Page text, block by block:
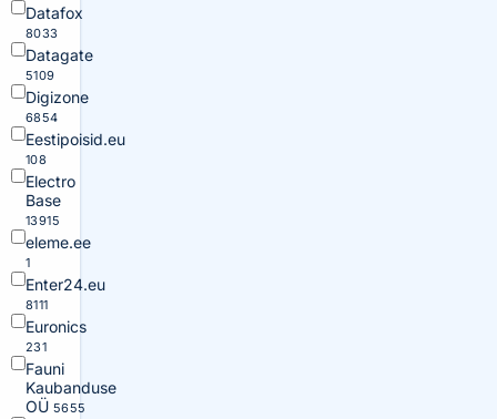
Datafox
8033
Datagate
5109
Digizone
6854
Eestipoisid.eu
108
Electro
Base
13915
eleme.ee
1
Enter24.eu
8111
Euronics
231
Fauni
Kaubanduse
OÜ 5655